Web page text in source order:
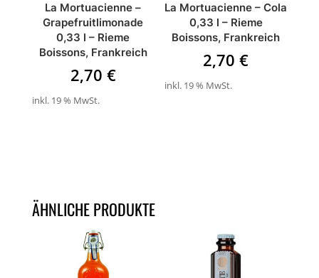
La Mortuacienne –
Grapefruitlimonade
0,33 l – Rieme
Boissons, Frankreich
2,70 €
inkl. 19 % MwSt.
La Mortuacienne – Cola
0,33 l – Rieme
Boissons, Frankreich
2,70€
inkl. 19 % MwSt.
ÄHNLICHE PRODUKTE